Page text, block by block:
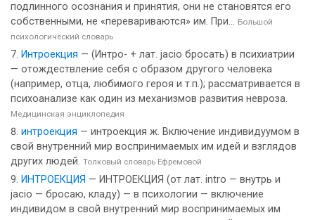
подлинного осознания и принятия, они не становятся его
собственными, не «перевариваются» им. При... Большой
психологический словарь
Интроекция — (Интро- + лат. jacio бросать) в психиатрии
— отождествление себя с образом другого человека
(например, отца, любимого героя и т.п.); рассматривается в
психоанализе как один из механизмов развития невроза.
Медицинская энциклопедия
интроекция — интроекция ж. Включение индивидуумом в
свой внутренний мир воспринимаемых им идей и взглядов
других людей. Толковый словарь Ефремовой
ИНТРОЕКЦИЯ — ИНТРОЕКЦИЯ (от лат. intro — внутрь и
jacio — бросаю, кладу) — в психологии — включение
индивидом в свой внутренний мир воспринимаемых им